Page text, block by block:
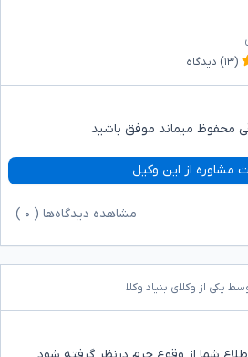
(۱۳) دیدگاه
محفوظ میماند موفق باشید
مشاوره از این وکیل
مشاهده دیدگاه‌ها ( ۰
یکی از وکلای بنیاد وکلا